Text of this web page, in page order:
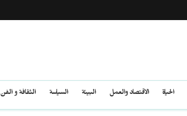
الحياة الاقتصاد والعمل البيئة السياسة الثقافة و الفن